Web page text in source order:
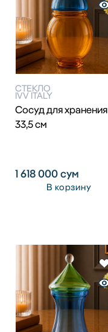
СТЕКЛО
IVV ITALY
Сосуд для хранения
33,5 см
1 618 000сум
В корзину